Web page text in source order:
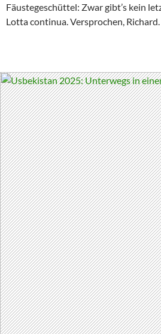
Fäustegeschüttel: Zwar gibt’s kein
Lotta continua. Versprochen, Richard.